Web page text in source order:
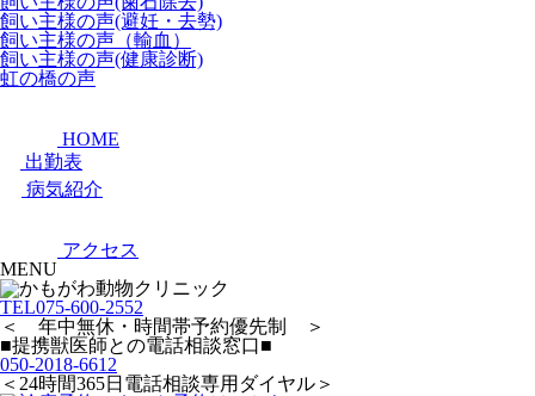
飼い主様の声(避妊・去勢)
飼い主様の声（輸血）
飼い主様の声(健康診断)
虹の橋の声
HOME
出勤表
病気紹介
アクセス
MENU
TEL075-600-2552
＜ 年中無休・時間帯予約優先制 ＞
■提携獣医師との電話相談窓口■
050-2018-6612
＜24時間365日電話相談専用ダイヤル＞